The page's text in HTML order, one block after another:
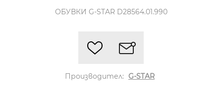
ОБУВКИ G-STAR D28564.01.990
Производител: G-STAR